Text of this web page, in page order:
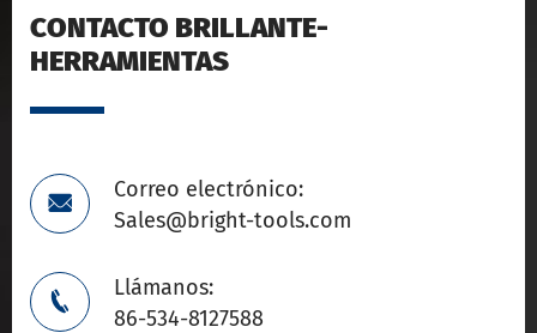
CONTACTO BRILLANTE-
HERRAMIENTAS

Correo electrónico:
Sales@bright-tools.com

Llámanos:
86-534-8127588